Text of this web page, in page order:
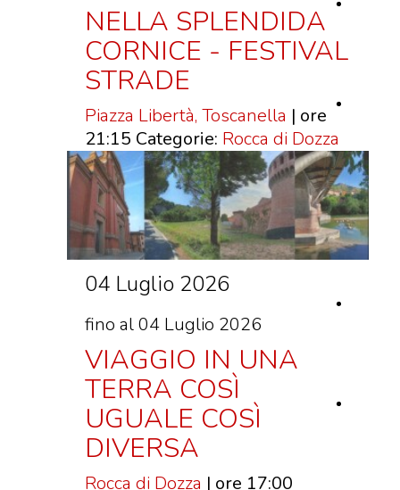
NELLA SPLENDIDA
CORNICE - FESTIVAL
STRADE
Piazza Libertà, Toscanella | ore
21:15 Categorie: Rocca di Dozza
04 Luglio 2026
fino al 04 Luglio 2026
VIAGGIO IN UNA
TERRA COSÌ
UGUALE COSÌ
DIVERSA
Rocca di Dozza | ore 17:00